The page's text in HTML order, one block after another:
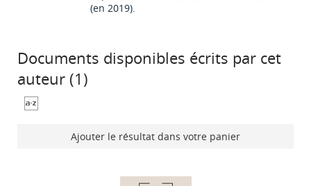
(en 2019).
Documents disponibles écrits par cet
auteur (1 )
Ajouter le résultat dans votre panier